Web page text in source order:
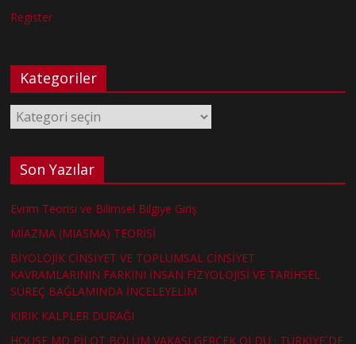
Register
Kategoriler
Kategoriler
Son Yazılar
Evrim Teorisi ve Bilimsel Bilgiye Giriş
MİAZMA (MIASMA) TEORİSİ
BİYOLOJİK CİNSİYET VE TOPLUMSAL CİNSİYET
KAVRAMLARININ FARKINI İNSAN FİZYOLOJİSİ VE TARİHSEL
SÜREÇ BAĞLAMINDA İNCELEYELİM
KIRIK KALPLER DURAĞI
HOUSE MD PİLOT BÖLÜM VAKASI GERÇEK OLDU : TÜRKİYE´DE